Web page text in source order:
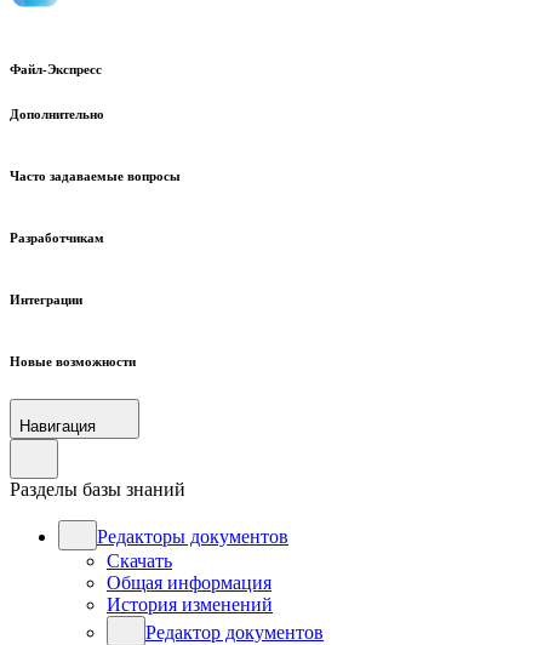
Файл-Экспресс
Дополнительно
Часто задаваемые вопросы
Разработчикам
Интеграции
Новые возможности
Навигация
Разделы базы знаний
Редакторы документов
Скачать
Общая информация
История изменений
Редактор документов